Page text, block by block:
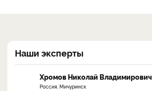
Наши эксперты
Хромов Николай Владимирович
Россия, Мичуринск